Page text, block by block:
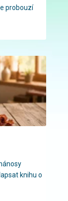
probouzí
knihu o